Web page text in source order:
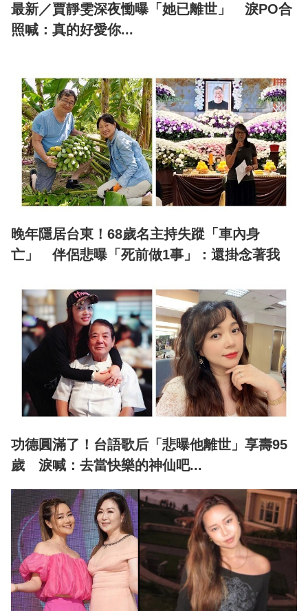
最新／賈靜雯深夜慟曝「她已離世」 淚PO合
照喊：真的好愛你...
晚年隱居台東！68歲名主持失蹤「車內身
亡」 伴侶悲曝「死前做1事」：還掛念著我
功德圓滿了！台語歌后「悲曝他離世」享壽95
歲 淚喊：去當快樂的神仙吧...